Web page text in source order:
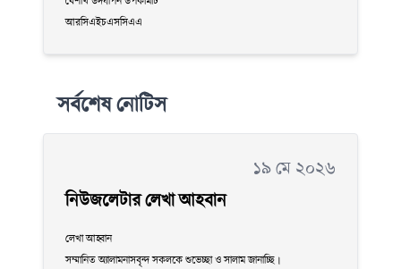
আরসিএইচএসসিএএ
সর্বশেষ নোটিস
১৯ মে ২০২৬
নিউজলেটার লেখা আহবান
লেখা আহ্বান
সম্মানিত অ্যালামনাসবৃন্দ সকলকে শুভেচ্ছা ও সালাম জানাচ্ছি।